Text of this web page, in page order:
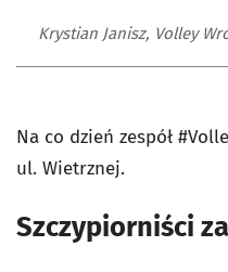
Krystian Janisz, Volley
Na co dzień zespół
ul. Wietrznej.
Szczypiorniści